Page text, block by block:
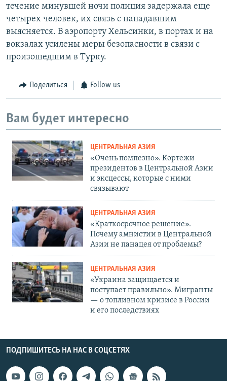
течение минувшей ночи полиция задержала еще
четырех человек, их связь с нападавшим
выясняется. В аэропорту Хельсинки, в портах и на
вокзалах усилены меры безопасности в связи с
произошедшим в Турку.
Поделиться Follow us
Вам будет интересно
ЦЕНТРАЛЬНАЯ АЗИЯ
«Очень помпезно». Кортежи
президентов в Центральной Азии
и эксцессы, которые с ними
связывают
ЦЕНТРАЛЬНАЯ АЗИЯ
«Краткосрочное решение».
Почему амнистии в Центральной
Азии не панацея от проблемы?
ЦЕНТРАЛЬНАЯ АЗИЯ
«Украина защищается и
поступает правильно». Мигранты
— о топливном кризисе в России
и его последствиях
ПОДПИШИТЕСЬ НА НАС В СОЦСЕТЯХ